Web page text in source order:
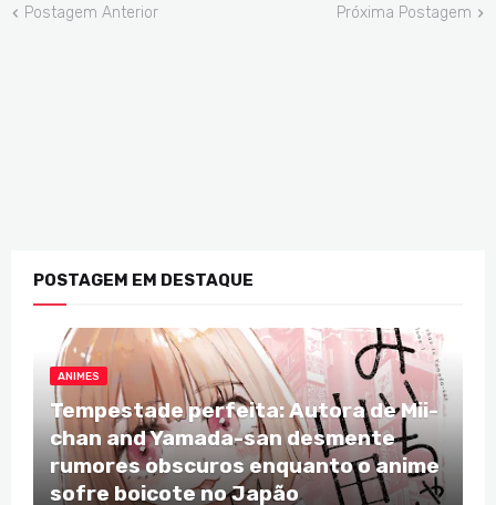
Postagem Anterior Próxima Postagem
POSTAGEM EM DESTAQUE
ANIMES
Tempestade perfeita: Autora de Mii-
chan and Yamada-san desmente
rumores obscuros enquanto o anime
sofre boicote no Japão